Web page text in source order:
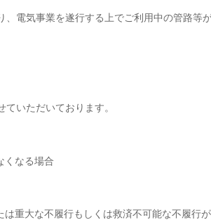
電気事業を遂行する上でご利用中の管路等
いただいております。
くなる場合
重大な不履行もしくは救済不可能な不履行